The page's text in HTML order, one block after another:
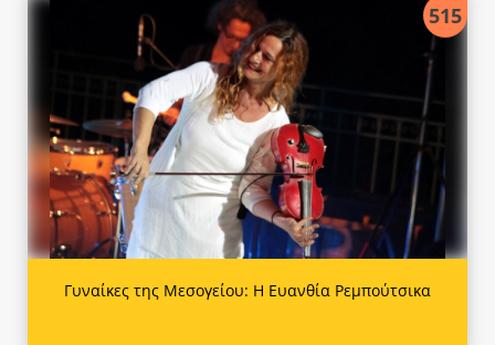
515
Γυναίκες της Μεσογείου: Η Ευανθία Ρεμπούτσικα